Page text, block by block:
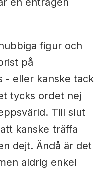
figur och
på
- eller kanske tack
tycks ordet nej
Till slut
kanske träffa
dejt. Ändå är det
aldrig enkel